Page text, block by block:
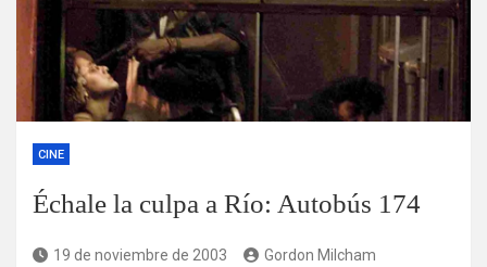
CINE
Échale la culpa a Río: Autobús 174
19 de noviembre de 2003
Gordon Milcham